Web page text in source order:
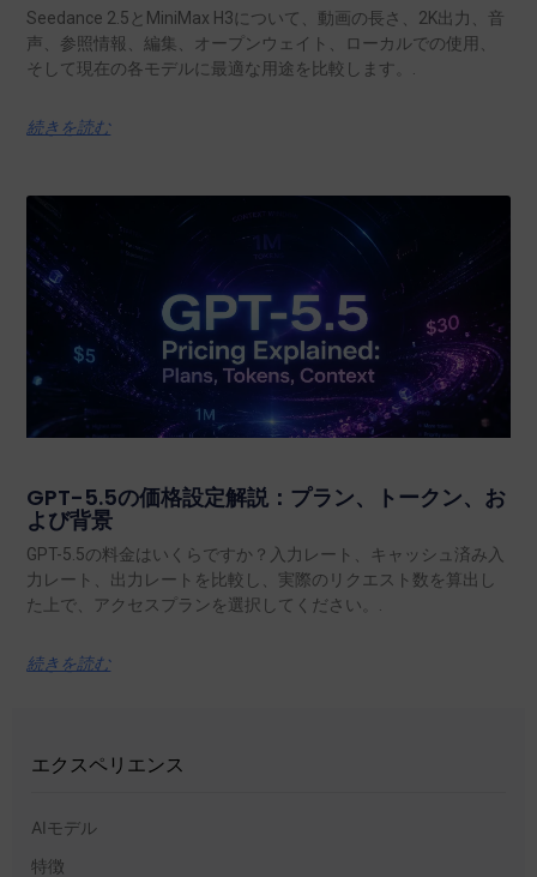
Seedance 2.5とMiniMax H3について、動画の長さ、2K出力、音
声、参照情報、編集、オープンウェイト、ローカルでの使用、
そして現在の各モデルに最適な用途を比較します。.
続きを読む
GPT-5.5の価格設定解説：プラン、トークン、お
よび背景
GPT-5.5の料金はいくらですか？入力レート、キャッシュ済み入
力レート、出力レートを比較し、実際のリクエスト数を算出し
た上で、アクセスプランを選択してください。.
続きを読む
エクスペリエンス
AIモデル
特徴